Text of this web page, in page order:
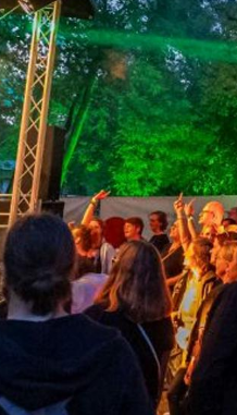
Wir verwenden Cookies, um
anbieten zu können und die
unserer Arbeit unterstützen!
Hinweis auf Verarbeitung
und YouTube:Indem Sie auf
ankreuzen und auf „Auswahl
a DSGVO ein, dass Ihre
Gerichtshof als ein Land mit
eingeschätzt. Es besteht
und zu
werden können. Wenn Sie
(Präferenzen, Statistiken oder
Übermittlung nicht statt.
Ausführlich informieren wir